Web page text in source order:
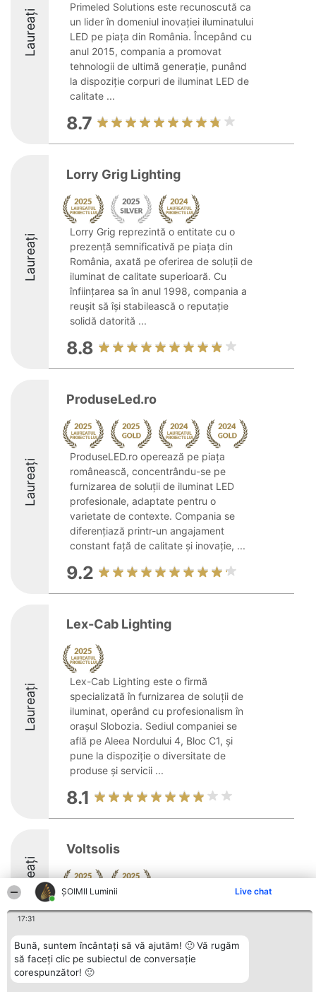
ȘOIMII Luminii Live chat
17:31
Bună, suntem încântați să vă ajutăm! 🙂 Vă rugăm
să faceți clic pe subiectul de conversație
corespunzător! 🙂
Laureați
Primeled Solutions este recunoscută ca
un lider în domeniul inovației iluminatului
LED pe piața din România. Începând cu
anul 2015, compania a promovat
tehnologii de ultimă generație, punând
la dispoziție corpuri de iluminat LED de
calitate ...
8.7
Laureați
Lorry Grig Lighting
Lorry Grig reprezintă o entitate cu o
prezență semnificativă pe piața din
România, axată pe oferirea de soluții de
iluminat de calitate superioară. Cu
înființarea sa în anul 1998, compania a
reușit să își stabilească o reputație
solidă datorită ...
8.8
Laureați
ProduseLed.ro
ProduseLED.ro operează pe piața
românească, concentrându-se pe
furnizarea de soluții de iluminat LED
profesionale, adaptate pentru o
varietate de contexte. Compania se
diferențiază printr-un angajament
constant față de calitate și inovație, ...
9.2
Laureați
Lex-Cab Lighting
Lex-Cab Lighting este o firmă
specializată în furnizarea de soluții de
iluminat, operând cu profesionalism în
orașul Slobozia. Sediul companiei se
află pe Aleea Nordului 4, Bloc C1, și
pune la dispoziție o diversitate de
produse și servicii ...
8.1
Laureați
Voltsolis
9.4
Organizator Ranking
BRIGHT SOLUTIONS BR SRL